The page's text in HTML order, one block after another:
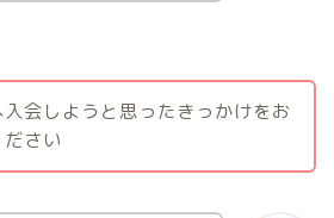
会しようと思ったきっかけをお
さい